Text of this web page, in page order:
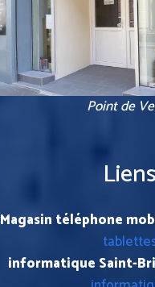
Point de
Liens
Magasin téléphone
informatique Saint-